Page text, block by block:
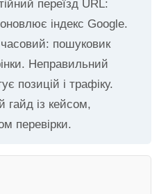
переїзд URL:
індекс Google.
пошуковик
Неправильний
позицій і трафіку.
із кейсом,
перевірки.